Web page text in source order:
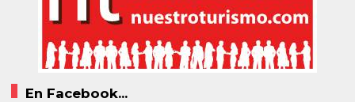
En Facebook...